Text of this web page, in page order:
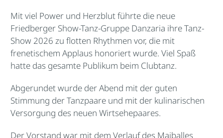
Mit viel Power und Herzblut führte die neue
Friedberger Show-Tanz-Gruppe Danzaria ihre Tanz-
Show 2026 zu flotten Rhythmen vor, die mit
frenetischem Applaus honoriert wurde. Viel Spaß
hatte das gesamte Publikum beim Clubtanz.
Abgerundet wurde der Abend mit der guten
Stimmung der Tanzpaare und mit der kulinarischen
Versorgung des neuen Wirtsehepaares.
Der Vorstand war mit dem Verlauf des Maiballes